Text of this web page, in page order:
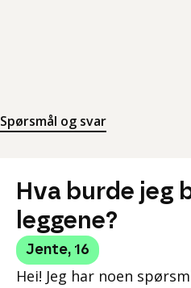
Spørsmål og svar
Hva burde jeg
leggene?
Jente, 16
Hei! Jeg har noen